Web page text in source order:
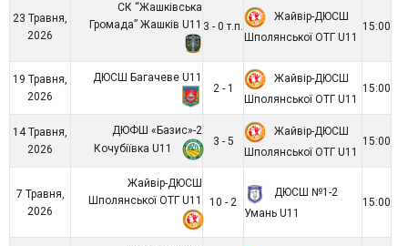
23 Травня,
2026
СК “Жашківська
Громада” Жашків U11 3 - 0 т.п.
Жайвір-ДЮСШ
Шполянської ОТГ U11
15:00
19 Травня,
2026
ДЮСШ Багачеве U11
2 - 1
Жайвір-ДЮСШ
Шполянської ОТГ U11
15:00
14 Травня,
2026
ДЮФШ «Базис»-2
Кочубіївка U11
3 - 5
Жайвір-ДЮСШ
Шполянської ОТГ U11
15:00
7 Травня,
2026
Жайвір-ДЮСШ
Шполянської ОТГ U11
10 - 2
ДЮСШ №1-2
Умань U11
15:00